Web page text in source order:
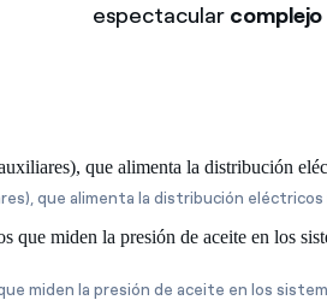
espectacular
que alimenta la distribución
miden la presión de aceite en los